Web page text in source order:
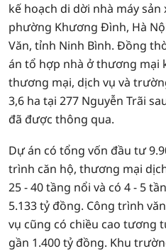
kế hoạch di dời nhà máy sản
phường Khương Đình, Hà
Văn, tỉnh Ninh Bình. Đồng
án tổ hợp nhà ở thương mại
thương mại, dịch vụ và
3,6 ha tại 277 Nguyễn Trãi
đã được thông qua.
Dự án có tổng vốn đầu tư
trình căn hộ, thương mại
25 - 40 tầng nổi và có 4 - 5
5.133 tỷ đồng. Công trình
vụ cũng có chiều cao tương
gần 1.400 tỷ đồng. Khu